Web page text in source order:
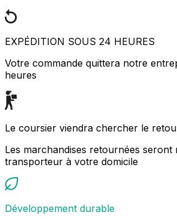
EXPÉDITION SOUS 24 HEURES
Votre commande quittera notre
heures
Le coursier viendra chercher le
Les marchandises retournées
transporteur à votre domicile
Développement durable